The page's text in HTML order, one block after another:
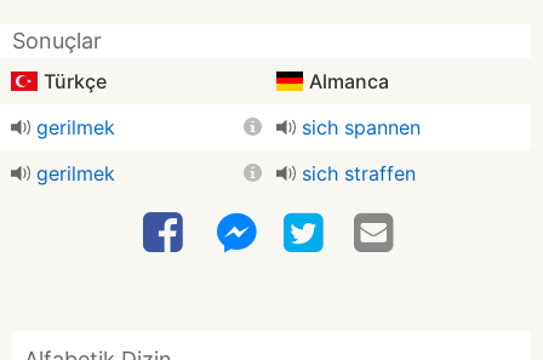
Sonuçlar
Türkçe
Almanca
gerilmek
sich spannen
gerilmek
sich straffen